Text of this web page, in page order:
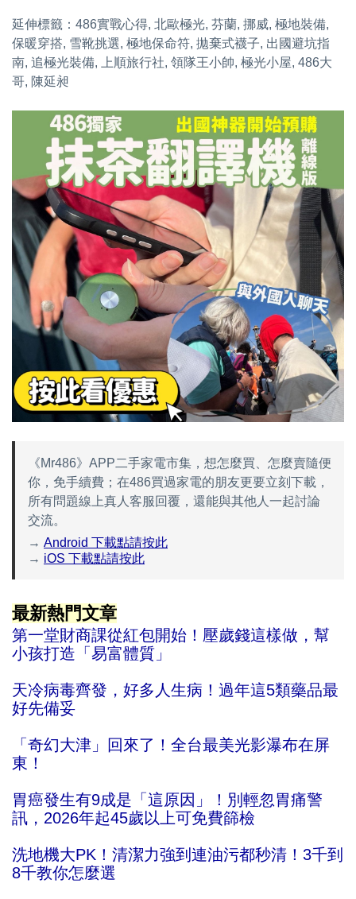
延伸標籤：486實戰心得, 北歐極光, 芬蘭, 挪威, 極地裝備,
保暖穿搭, 雪靴挑選, 極地保命符, 拋棄式襪子, 出國避坑指
南, 追極光裝備, 上順旅行社, 領隊王小帥, 極光小屋, 486大
哥, 陳延昶
《Mr486》APP二手家電市集，想怎麼買、怎麼賣隨便
你，免手續費；在486買過家電的朋友更要立刻下載，
所有問題線上真人客服回覆，還能與其他人一起討論
交流。
→ Android 下載點請按此
→ iOS 下載點請按此
最新熱門文章
第一堂財商課從紅包開始！壓歲錢這樣做，幫
小孩打造「易富體質」
天冷病毒齊發，好多人生病！過年這5類藥品最
好先備妥
「奇幻大津」回來了！全台最美光影瀑布在屏
東！
胃癌發生有9成是「這原因」！別輕忽胃痛警
訊，2026年起45歲以上可免費篩檢
洗地機大PK！清潔力強到連油污都秒清！3千到
8千教你怎麼選